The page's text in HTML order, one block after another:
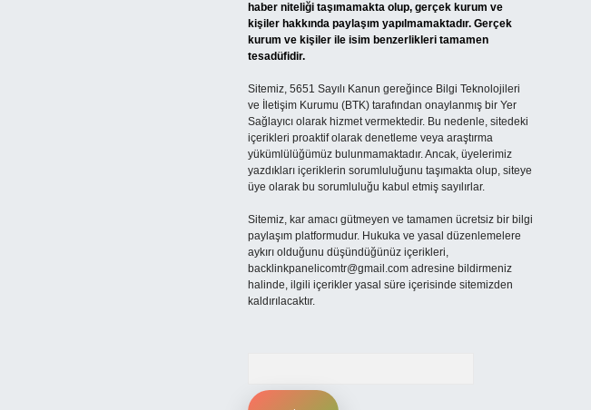
haber niteliği taşımamakta olup, gerçek kurum ve
kişiler hakkında paylaşım yapılmamaktadır. Gerçek
kurum ve kişiler ile isim benzerlikleri tamamen
tesadüfidir.
Sitemiz, 5651 Sayılı Kanun gereğince Bilgi Teknolojileri
ve İletişim Kurumu (BTK) tarafından onaylanmış bir Yer
Sağlayıcı olarak hizmet vermektedir. Bu nedenle, sitedeki
içerikleri proaktif olarak denetleme veya araştırma
yükümlülüğümüz bulunmamaktadır. Ancak, üyelerimiz
yazdıkları içeriklerin sorumluluğunu taşımakta olup, siteye
üye olarak bu sorumluluğu kabul etmiş sayılırlar.
Sitemiz, kar amacı gütmeyen ve tamamen ücretsiz bir bilgi
paylaşım platformudur. Hukuka ve yasal düzenlemelere
aykırı olduğunu düşündüğünüz içerikleri,
backlinkpanelicomtr@gmail.comadresine bildirmeniz
halinde, ilgili içerikler yasal süre içerisinde sitemizden
kaldırılacaktır.